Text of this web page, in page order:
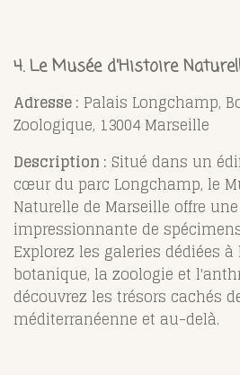
4. Le Musée d'Histoire
Adresse : Palais Longchamp,
Zoologique, 13004 Marseille
Description : Situé dans un
cœur du parc Longchamp, le
Naturelle de Marseille offre
impressionnante de
Explorez les galeries dédiées
botanique, la zoologie et
découvrez les trésors cachés
méditerranéenne et au-delà.